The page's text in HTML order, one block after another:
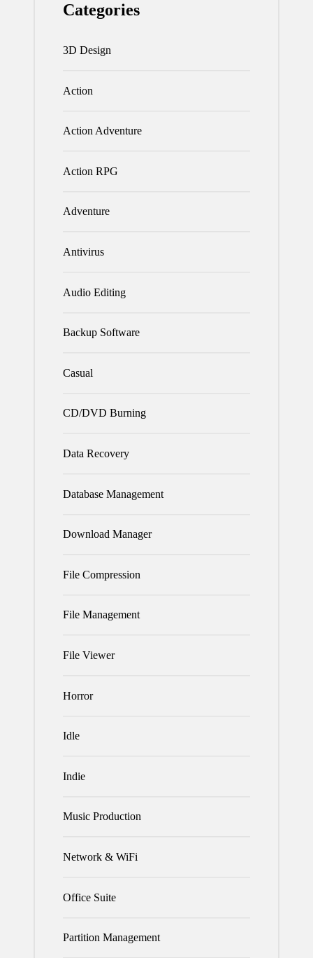
Categories
3D Design
Action
Action Adventure
Action RPG
Adventure
Antivirus
Audio Editing
Backup Software
Casual
CD/DVD Burning
Data Recovery
Database Management
Download Manager
File Compression
File Management
File Viewer
Horror
Idle
Indie
Music Production
Network & WiFi
Office Suite
Partition Management